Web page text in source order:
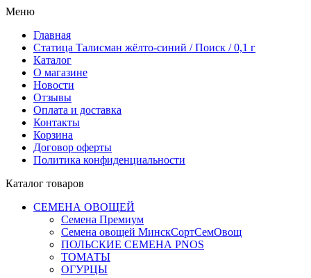
Меню
Главная
Статица Талисман жёлто-синий / Поиск / 0,1 г
Каталог
О магазине
Новости
Отзывы
Оплата и доставка
Контакты
Корзина
Договор оферты
Политика конфиденциальности
Каталог товаров
СЕМЕНА ОВОЩЕЙ
Семена Премиум
Семена овощей МинскСортСемОвощ
ПОЛЬСКИЕ СЕМЕНА PNOS
ТОМАТЫ
ОГУРЦЫ